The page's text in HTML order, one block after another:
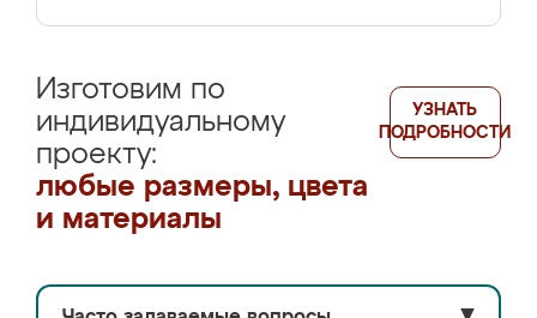
Изготовим по
индивидуальному
проекту:
любые размеры, цвета
и материалы
УЗНАТЬ
ПОДРОБНОСТИ